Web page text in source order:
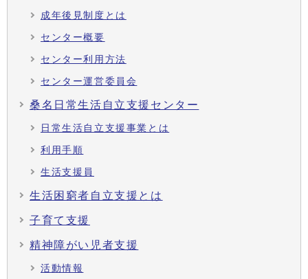
成年後見制度とは
センター概要
センター利用方法
センター運営委員会
桑名日常生活自立支援センター
日常生活自立支援事業とは
利用手順
生活支援員
生活困窮者自立支援とは
子育て支援
精神障がい児者支援
活動情報